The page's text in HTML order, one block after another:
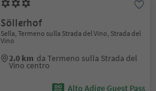
Söllerhof
Sella, Termeno sulla Strada del Vino, Strada del
Vino
2.0 km da Termeno sulla Strada del
Vino centro
Alto Adige Guest Pass